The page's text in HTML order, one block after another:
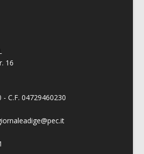
16
- C.F. 04729460230